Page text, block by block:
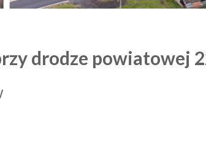
drodze powiatowej